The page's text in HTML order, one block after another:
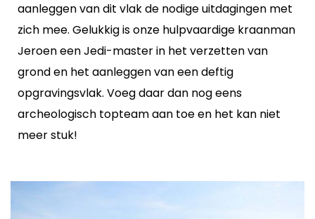
aanleggen van dit vlak de nodige uitdagingen met
zich mee. Gelukkig is onze hulpvaardige kraanman
Jeroen een Jedi-master in het verzetten van
grond en het aanleggen van een deftig
opgravingsvlak. Voeg daar dan nog eens
archeologisch topteam aan toe en het kan niet
meer stuk!